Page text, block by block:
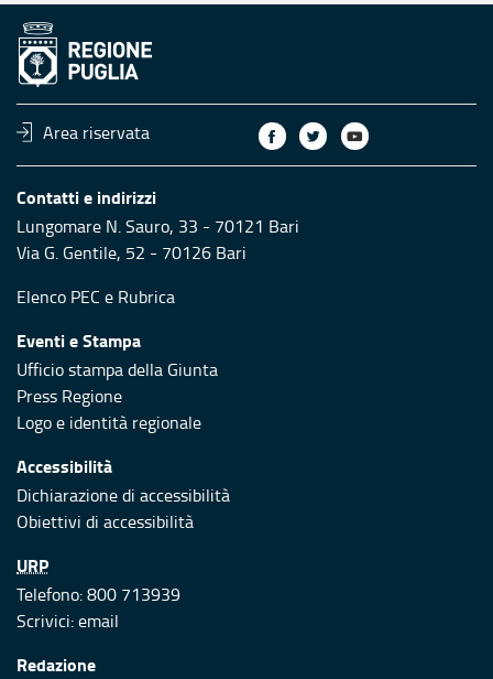
Area riservata
Contatti e indirizzi
Lungomare N. Sauro, 33 - 70121 Bari
Via G. Gentile, 52 - 70126 Bari
Elenco PEC e Rubrica
Eventi e Stampa
Ufficio stampa della Giunta
Press Regione
Logo e identità regionale
Accessibilità
Dichiarazione di accessibilità
Obiettivi di accessibilità
URP
Telefono: 800 713939
Scrivici:email
Redazione